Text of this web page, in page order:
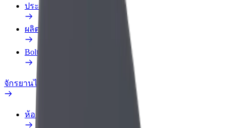
ประวัติการทำงาน
ผลิตภัณฑ์
Bolt Food สำหรับองค์กร
จักรยานไฟฟ้า
ห้องแล็บความปลอดภัย